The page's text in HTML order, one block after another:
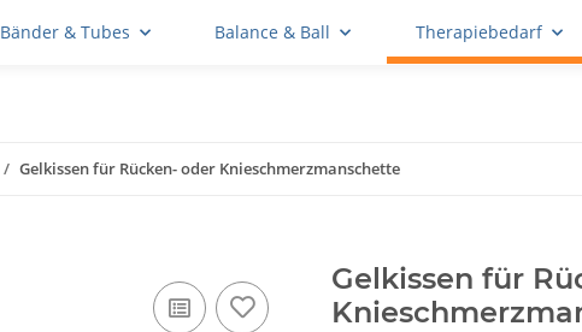
Bänder & Tubes Balance & Ball Therapiebedarf
Gelkissen für Rücken- oder Knieschmerzmanschette
Gelkissen für